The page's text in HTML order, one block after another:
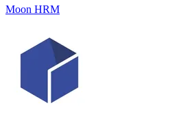
Moon HRM